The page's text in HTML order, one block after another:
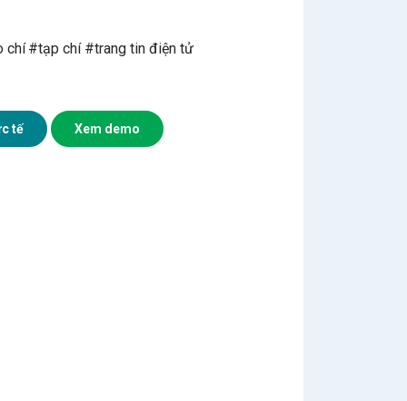
chí #tạp chí #trang tin điện tử
tế Xem demo